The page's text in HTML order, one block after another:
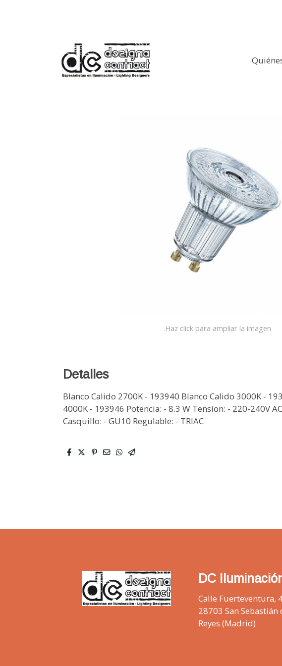
Haz click para ampliar la imagen
Detalles
Blanco Calido 2700K - 193940 Blanco Calido 3000K -
4000K - 193946 Potencia: - 8.3 W Tension: - 220-240V
Casquillo: - GU10 Regulable: - TRIAC
DC
Calle Fuerteventura,
28703 San Sebastián
Reyes (Madrid)